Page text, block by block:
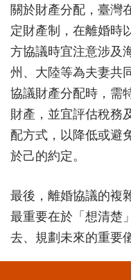
關於財產分配，臺灣
定財產制，在離婚時
方協議時宜注意涉及
州、大陸等為夫妻共
協議財產分配時，需
財產，並宜評估稅務
配方式，以降低或避
於己的約定。
最後，離婚協議的複
最重要在於「想清楚
去、規劃未來的重要